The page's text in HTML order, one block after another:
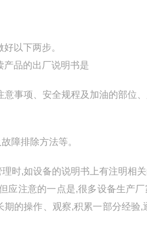
以下两步。
产品的出厂说明书是
事项、安全规程及加油的部位
障排除方法等。
时,如设备的说明书上有注明相
应注意的一点是,很多设备生产
的操作、观察,积累一部分经验